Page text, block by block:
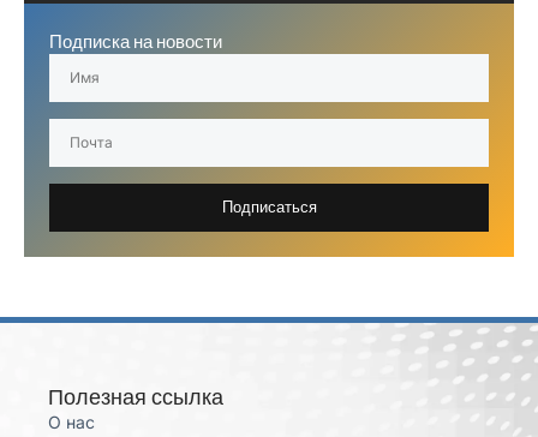
Подписка на новости
Подписаться
Полезная ссылка
О нас